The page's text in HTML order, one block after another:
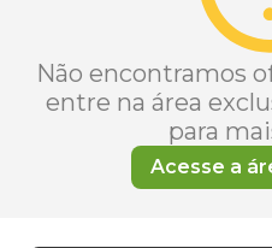
Não encontramos
entre na área
para
Acesse a